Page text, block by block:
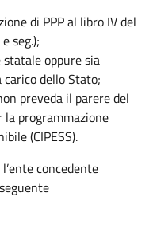
di PPP al libro IV del
seg.);
oppure sia
dello Stato;
preveda il parere del
programmazione
(CIPESS).
concedente